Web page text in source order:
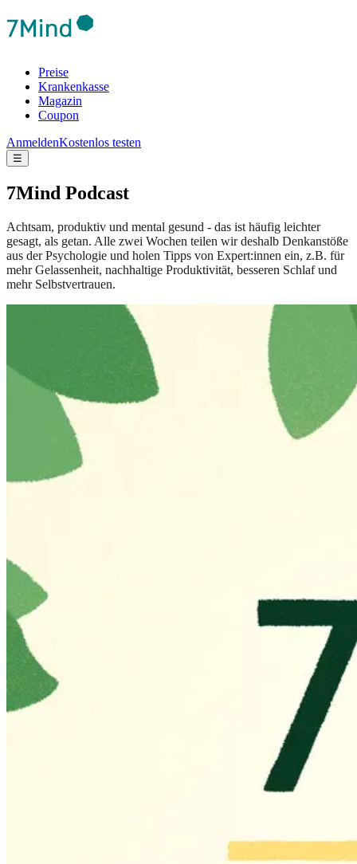
Preise
Krankenkasse
Magazin
Coupon
AnmeldenKostenlos testen
☰
7Mind Podcast
Achtsam, produktiv und mental gesund - das ist häufig leichter
gesagt, als getan. Alle zwei Wochen teilen wir deshalb Denkanstöße
aus der Psychologie und holen Tipps von Expert:innen ein, z.B. für
mehr Gelassenheit, nachhaltige Produktivität, besseren Schlaf und
mehr Selbstvertrauen.